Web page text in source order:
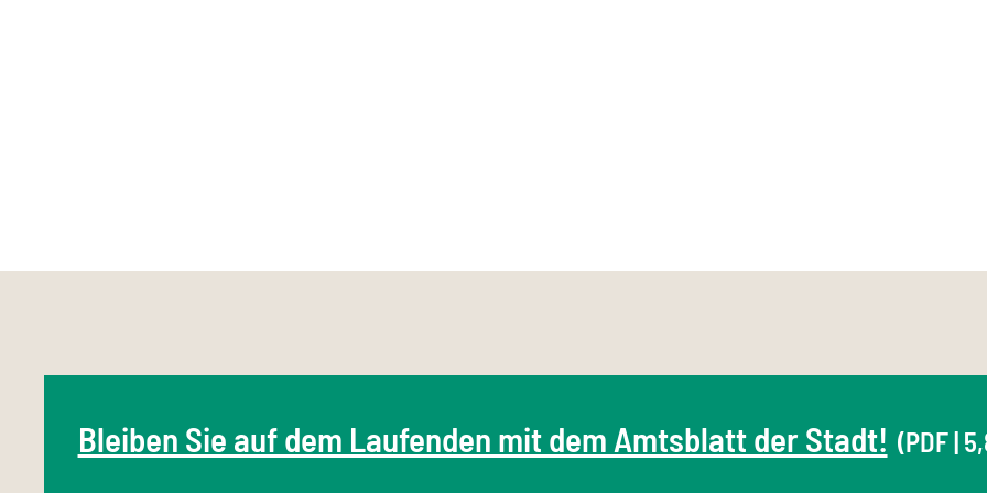
Bleiben Sie auf dem Laufenden mit dem Amtsblatt der Stadt! (PDF |